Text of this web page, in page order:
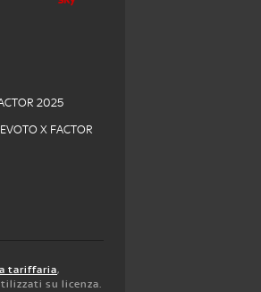
2025
X FACTOR
tariffaria,
su licenza.